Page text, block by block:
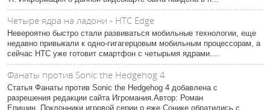
Четыре ядра на ладони - HTC Edge
Невероятно быстро стали развиваться мобильные технологии, еще
недавно привыкали к одно-гигагерцовым мобильным процессорам, а
сейчас HTC уже готовит смартфон с четырьмя ядрами....
Фанаты против Sonic the Hedgehog 4
Статья Фанаты против Sonic the Hedgehog 4 добавлена с
разрешения редакции сайта Игромания.Автор: Роман
Епишин. Поклонники игровой серии о еже Сонике обратились с